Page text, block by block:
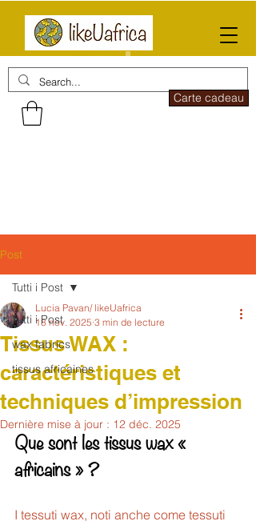
Carte cadeau
Post
Tutti i Post
wax fabrics
tissus africaines
Tutti i Post
Tissus WAX :
caractéristiques et
techniques d’impression
Lucia Pavan/ likeUafrica
18 nov. 2025 3 min de lecture
Dernière mise à jour : 12 déc. 2025
Que sont les tissus wax «
africains » ?
I tessuti wax, noti anche come tessuti